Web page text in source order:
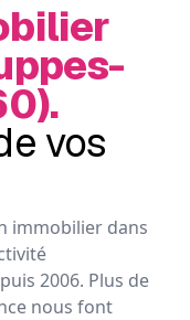
vos
immobilier dans
2006. Plus de
nous font